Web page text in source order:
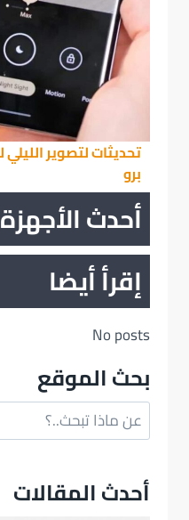
برو
أحدث الأجهزة
إقرأ أيضا
No posts
بحث الموقع
البحث
أحدث المقالات